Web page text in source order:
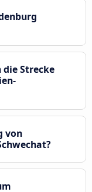
die Strecke
von